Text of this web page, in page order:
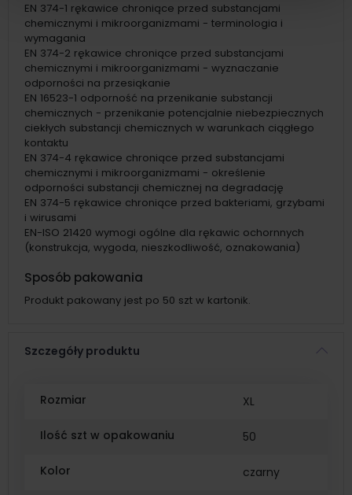
EN 374-1 rękawice chroniące przed substancjami
chemicznymi i mikroorganizmami - terminologia i
wymagania
EN 374-2 rękawice chroniące przed substancjami
chemicznymi i mikroorganizmami - wyznaczanie
odporności na przesiąkanie
EN 16523-1 odporność na przenikanie substancji
chemicznych - przenikanie potencjalnie niebezpiecznych
ciekłych substancji chemicznych w warunkach ciągłego
kontaktu
EN 374-4 rękawice chroniące przed substancjami
chemicznymi i mikroorganizmami - określenie
odporności substancji chemicznej na degradację
EN 374-5 rękawice chroniące przed bakteriami, grzybami
i wirusami
EN-ISO 21420 wymogi ogólne dla rękawic ochornnych
(konstrukcja, wygoda, nieszkodliwość, oznakowania)
Sposób pakowania
Produkt pakowany jest po 50 szt w kartonik.
Szczegóły produktu
Rozmiar XL
Ilość szt w opakowaniu 50
Kolor czarny